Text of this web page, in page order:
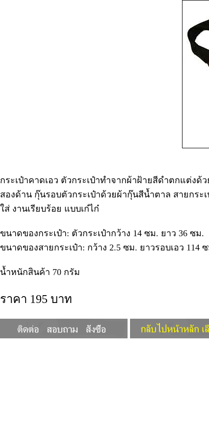
กระเป๋าคาดเอว ตัวกระเป๋าทำจากผ้าฝ้ายสีดำตกแต่ง
สองด้าน กุ๊นรอบตัวกระเป๋าด้วยผ้ากุ๊นสีน้ำตาล สายกร
ใส่ งานเรียบร้อย แบบเก๋ไก๋
ขนาดของกระเป๋า: ตัวกระเป๋ากว้าง 14 ซม. ยาว 36 ซม.
ขนาดของสายกระเป๋า: กว้าง 2.5 ซม. ยาวรอบเอว 114
น้ำหนักสินค้า 70 กรัม
ราคา 195 บาท